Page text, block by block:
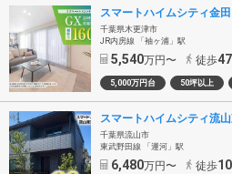
スマートハイムシティ金田
千葉県木更津市
JR内房線 「袖ヶ浦」駅
5,540万円〜 徒歩47
5,000万円台 50坪以上
スマートハイムシティ流
千葉県流山市
東武野田線 「運河」駅
6,480万円〜 徒歩10